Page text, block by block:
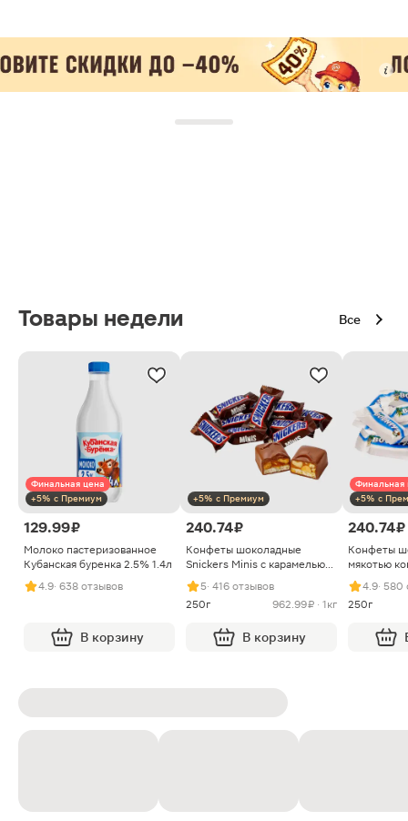
Товары недели Все
Финальная цена
+5% с Премиум
129.99 ₽
Молоко пастеризованное
Кубанская буренка 2.5% 1.4л
4.9· 638 отзывов
В корзину
+5% с Премиум
240.74 ₽
Конфеты шоколадные
Snickers Minis с карамелью
арахисом и нугой
5· 416 отзывов
250г
962.99 ₽ · 1кг
В корзину
Финальная
+5% с
240.74 ₽
Конфеты
мякотью
4.9· 580
250г